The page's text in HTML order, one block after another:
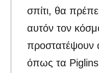
σπίτι, θα
αυτόν τον
όπως τα